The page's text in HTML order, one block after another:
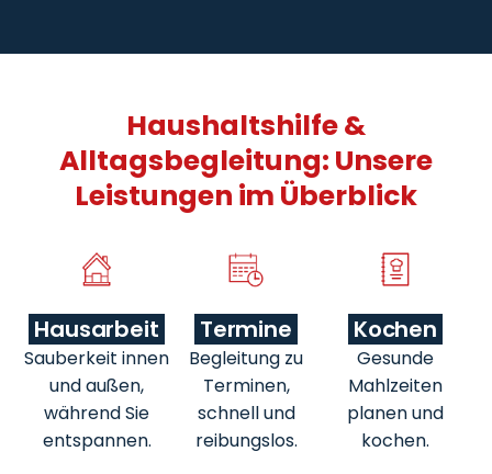
Haushaltshilfe &
Alltagsbegleitung: Unsere
Leistungen im Überblick
Hausarbeit
Sauberkeit innen
und außen,
während Sie
entspannen.
Termine
Begleitung zu
Terminen,
schnell und
reibungslos.
Kochen
Gesunde
Mahlzeiten
planen und
kochen.